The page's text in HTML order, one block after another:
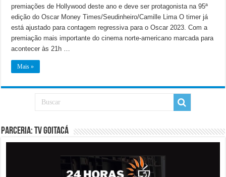
premiações de Hollywood deste ano e deve ser protagonista na 95ª
edição do Oscar Money Times/Seudinheiro/Camille Lima O timer já
está ajustado para contagem regressiva para o Oscar 2023. Com a
premiação mais importante do cinema norte-americano marcada para
acontecer às 21h …
Mais »
PARCERIA: TV GOITACÁ